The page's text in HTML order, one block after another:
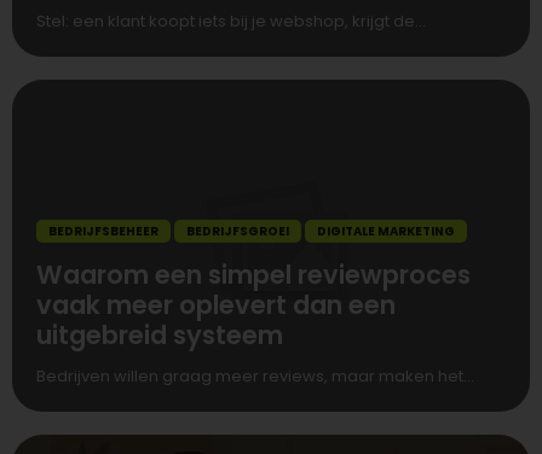
Stel: een klant koopt iets bij je webshop, krijgt de...
BEDRIJFSBEHEER BEDRIJFSGROEI DIGITALE MARKETING
Waarom een simpel reviewproces
vaak meer oplevert dan een
uitgebreid systeem
Bedrijven willen graag meer reviews, maar maken het...